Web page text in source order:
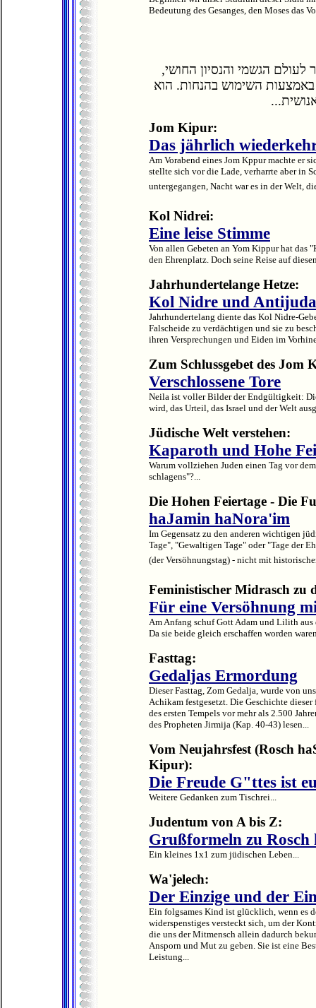
Bedeutung des Gesanges, den Moses das
לעולם הגשמי והנסיון החושי,
באמצעות השימוש בהנחות. הוא
Jom Kipur:
Das jährlich
Am Vorabend eines Jom Kppur machte er
stellte sich vor die Lade, verharrte aber in
untergegangen, Nacht war es in der Welt,
Kol Nidrei:
Eine leise Stimme
Von allen Gebeten an Yom Kippur hat das
den Ehrenplatz. Doch seine Reise auf
Jahrhundertelange Hetze:
Kol Nidre und
Jahrhundertelang diente das Kol Nidre-
Falscheide zu verdächtigen und sie zu
ihren Versprechungen und Eiden im
Zum Schlussgebet des Jom
Verschlossene Tore
Neila ist voller Bilder der Endgültigkeit:
wird, das Urteil, das Israel und der Welt
Jüdische Welt verstehen:
Kaparoth und Hohe
Warum vollziehen Juden einen Tag vor
schlagens"?...
Die Hohen Feiertage - Die
haJamin haNora'im
Im Gegensatz zu den anderen wichtigen
Tage", "Gewaltigen Tage" oder "Tage der
(der Versöhnungstag) - nicht mit
Feministischer Midrasch zu
Für eine Versöhnung
Am Anfang schuf Gott Adam und Lilith aus
Da sie beide gleich erschaffen worden
Fasttag:
Gedaljas Ermordung
Dieser Fasttag, Zom Gedalja, wurde von
Achikam festgesetzt. Die Geschichte
des ersten Tempels vor mehr als 2.500
des Propheten Jirmija (Kap. 40-43) lesen...
Vom Neujahrsfest (Rosch
Kipur):
Die Freude G"ttes ist
Weitere Gedanken zum Tischrei...
Judentum von A bis Z:
Grußformeln zu
Ein kleines 1x1 zum jüdischen Leben...
Wa'jelech:
Der Einzige und der
Ein folgsames Kind ist glücklich, wenn es
widerspenstiges versteckt sich, um der
die uns der Mitmensch allein dadurch
Ansporn und Mut zu geben. Sie ist eine
Leistung...